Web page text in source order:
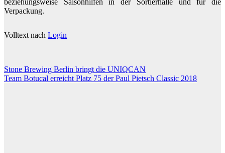
beziehungsweise Saisonhilfen in der Sortierhalle und für die
Verpackung.
Volltext nach Login
Beitragsnavigation
Stone Brewing Berlin bringt die UNIQCAN
Team Botucal erreicht Platz 75 der Paul Pietsch Classic 2018